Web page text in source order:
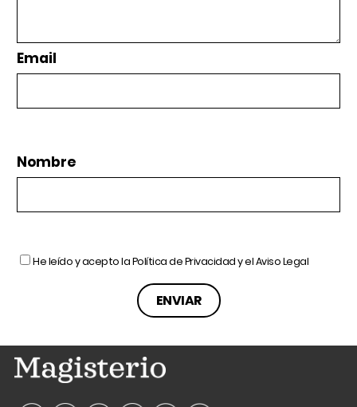
Email
Nombre
He leído y acepto laPolítica de Privacidady elAviso Legal